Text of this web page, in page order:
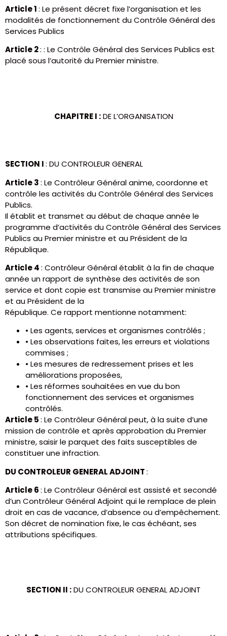
Article 1: Le présent décret fixe l’organisation et les
modalités de fonctionnement du Contrôle Général des
Services Publics
Article 2: : Le Contrôle Général des Services Publics est
placé sous l’autorité du Premier ministre.
CHAPITRE I :DE L’ORGANISATION
SECTION I: DU CONTROLEUR GENERAL
Article 3: Le Contrôleur Général anime, coordonne et
contrôle les activités du Contrôle Général des Services
Publics.
Il établit et transmet au début de chaque année le
programme d’activités du Contrôle Général des Services
Publics au Premier ministre et au Président de la
République.
Article 4: Contrôleur Général établit à la fin de chaque
année un rapport de synthèse des activités de son
service et dont copie est transmise au Premier ministre
et au Président de la
République. Ce rapport mentionne notamment:
• Les agents, services et organismes contrôlés ;
• Les observations faites, les erreurs et violations
commises ;
• Les mesures de redressement prises et les
améliorations proposées,
• Les réformes souhaitées en vue du bon
fonctionnement des services et organismes
contrôlés.
Article 5: Le Contrôleur Général peut, à la suite d’une
mission de contrôle et après approbation du Premier
ministre, saisir le parquet des faits susceptibles de
constituer une infraction.
DU CONTROLEUR GENERAL ADJOINT:
Article 6: Le Contrôleur Général est assisté et secondé
d’un Contrôleur Général Adjoint qui le remplace de plein
droit en cas de vacance, d’absence ou d’empêchement.
Son décret de nomination fixe, le cas échéant, ses
attributions spécifiques.
SECTION II :DU CONTROLEUR GENERAL ADJOINT